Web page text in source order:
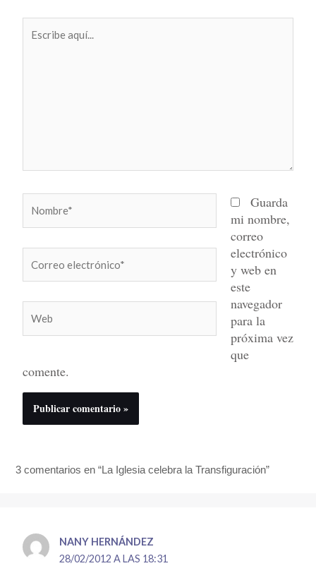
aquí...
electrónico*
Guarda
mi nombre,
correo
electrónico
y web en
este
navegador
para la
próxima vez
que
comente.
3 comentarios en “La Iglesia celebra la Transfiguración”
NANY HERNÁNDEZ
28/02/2012 A LAS 18:31